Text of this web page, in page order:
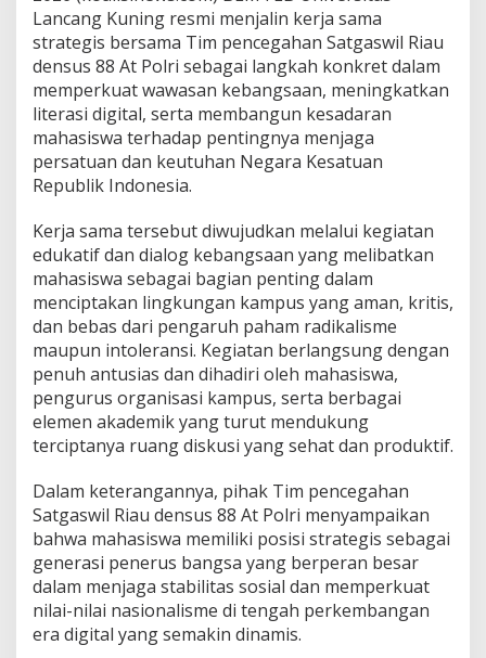
s
B
e
s
a
m
a
p
e
n
c
e
g
a
h
a
S
a
g
a
w
i
l
R
i
a
Lancang Kuning resmi menjalin kerja sama
strategis bersama Tim pencegahan Satgaswil Riau
densus 88 At Polri sebagai langkah konkret dalam
memperkuat wawasan kebangsaan, meningkatkan
literasi digital, serta membangun kesadaran
mahasiswa terhadap pentingnya menjaga
persatuan dan keutuhan Negara Kesatuan
Republik Indonesia.
Kerja sama tersebut diwujudkan melalui kegiatan
edukatif dan dialog kebangsaan yang melibatkan
mahasiswa sebagai bagian penting dalam
menciptakan lingkungan kampus yang aman, kritis,
dan bebas dari pengaruh paham radikalisme
maupun intoleransi. Kegiatan berlangsung dengan
penuh antusias dan dihadiri oleh mahasiswa,
pengurus organisasi kampus, serta berbagai
elemen akademik yang turut mendukung
terciptanya ruang diskusi yang sehat dan produktif.
Dalam keterangannya, pihak Tim pencegahan
Satgaswil Riau densus 88 At Polri menyampaikan
bahwa mahasiswa memiliki posisi strategis sebagai
generasi penerus bangsa yang berperan besar
dalam menjaga stabilitas sosial dan memperkuat
nilai-nilai nasionalisme di tengah perkembangan
era digital yang semakin dinamis.